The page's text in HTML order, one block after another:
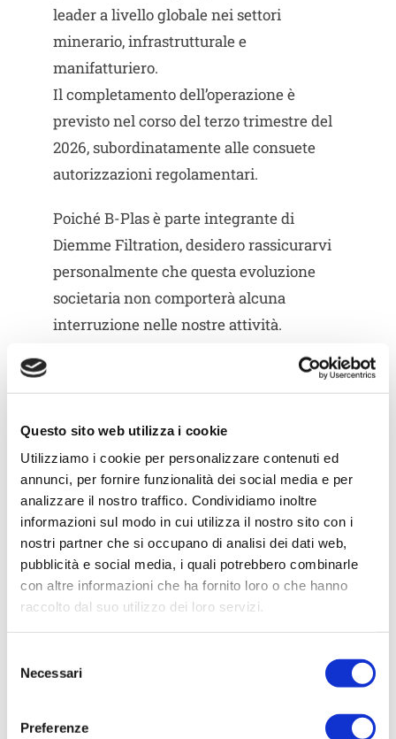
Questo sito web utilizza i cookie
Utilizziamo i cookie per personalizzare contenuti ed
annunci, per fornire funzionalità dei social media e per
analizzare il nostro traffico. Condividiamo inoltre
informazioni sul modo in cui utilizza il nostro sito con i
nostri partner che si occupano di analisi dei dati web,
pubblicità e social media, i quali potrebbero combinarle
con altre informazioni che ha fornito loro o che hanno
raccolto dal suo utilizzo dei loro servizi.
delNecessari
Preferenze
leader a livello globale nei settori
minerario, infrastrutturale e
manifatturiero.
Il completamento dell’operazione è
previsto nel corso del terzo trimestre del
2026, subordinatamente alle consuete
autorizzazioni regolamentari.
Poiché B-Plas è parte integrante di
Diemme Filtration, desidero rassicurarvi
personalmente che questa evoluzione
societaria non comporterà alcuna
interruzione nelle nostre attività.
B-Plas continuerà a operare con la stessa
struttura, le stesse persone e la stessa
attenzione che da sempre dedica ai
propri clienti e partner. Tutti i progetti in
corso, gli impegni assunti e le
collaborazioni attive proseguiranno
regolarmente.
Il nostro team rimane pienamente
focalizzato sul supporto quotidiano ai
obiettivi condivisi.
Guardiamo a questa operazione come a